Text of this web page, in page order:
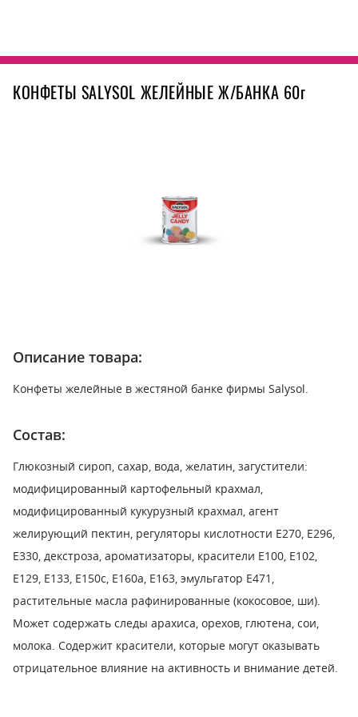
КОНФЕТЫ SALYSOL ЖЕЛЕЙНЫЕ Ж/БАНКА 60г
Описание товара:
Конфеты желейные в жестяной банке фирмы Salysol.
Состав:
Глюкозный сироп, сахар, вода, желатин, загустители:
модифицированный картофельный крахмал,
модифицированный кукурузный крахмал, агент
желирующий пектин, регуляторы кислотности E270, E296,
E330, декстроза, ароматизаторы, красители E100, E102,
E129, E133, E150c, E160a, E163, эмульгатор E471,
растительные масла рафинированные (кокосовое, ши).
Может содержать следы арахиса, орехов, глютена, сои,
молока. Содержит красители, которые могут оказывать
отрицательное влияние на активность и внимание детей.